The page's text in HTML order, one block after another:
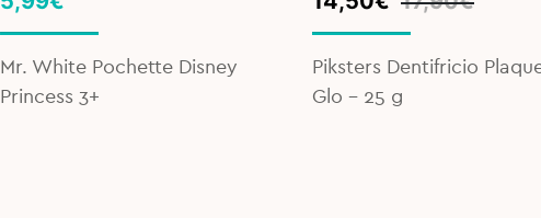
Mr. White Pochette Disney
Princess 3+
price
was:
17,90€.
price
is:
14,50€.
Piksters Dentifricio
Glo – 25 g